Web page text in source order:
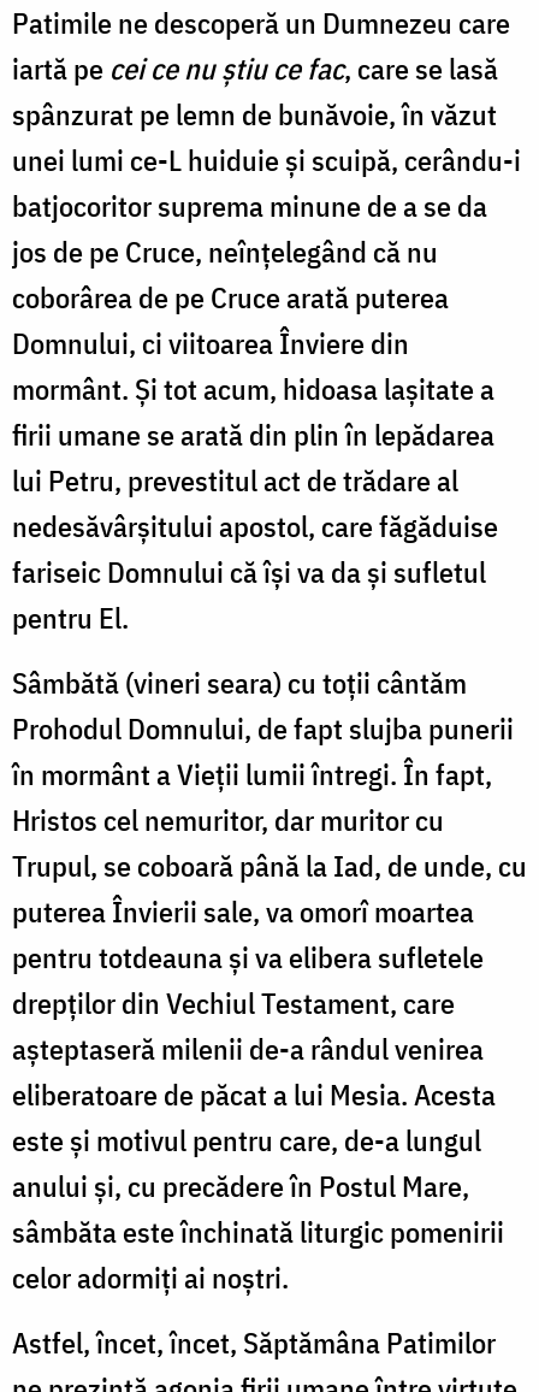
Patimile ne descoperă un Dumnezeu care
iartă pe cei ce nu ştiu ce fac, care se lasă
spânzurat pe lemn de bunăvoie, în văzut
unei lumi ce-L huiduie şi scuipă, cerându-i
batjocoritor suprema minune de a se da
jos de pe Cruce, neînţelegând că nu
coborârea de pe Cruce arată puterea
Domnului, ci viitoarea Înviere din
mormânt. Şi tot acum, hidoasa laşitate a
firii umane se arată din plin în lepădarea
lui Petru, prevestitul act de trădare al
nedesăvârşitului apostol, care făgăduise
fariseic Domnului că îşi va da şi sufletul
pentru El.
Sâmbătă (vineri seara) cu toţii cântăm
Prohodul Domnului, de fapt slujba punerii
în mormânt a Vieţii lumii întregi. În fapt,
Hristos cel nemuritor, dar muritor cu
Trupul, se coboară până la Iad, de unde, cu
puterea Învierii sale, va omorî moartea
pentru totdeauna şi va elibera sufletele
drepţilor din Vechiul Testament, care
aşteptaseră milenii de-a rândul venirea
eliberatoare de păcat a lui Mesia. Acesta
este şi motivul pentru care, de-a lungul
anului şi, cu precădere în Postul Mare,
sâmbăta este închinată liturgic pomenirii
celor adormiţi ai noştri.
Astfel, încet, încet, Săptămâna Patimilor